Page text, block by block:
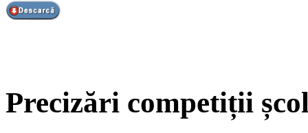
Precizări competiții